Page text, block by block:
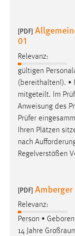
[PDF]
01
Relevanz:
gültigen
(bereithalten!). •
mitgeteilt. Im
Anweisung des
Prüfer
Ihren Plätzen
nach
Regelverstößen
[PDF] Amberger
Relevanz:
Person •
14 Jahre